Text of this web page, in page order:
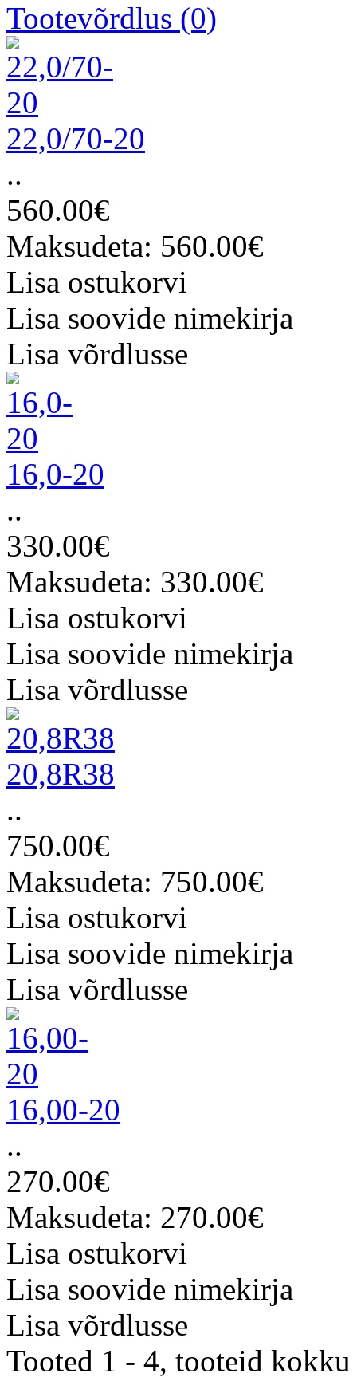
Tootevõrdlus (0)
22,0/70-20
..
560.00€
Maksudeta: 560.00€
Lisa ostukorvi
Lisa soovide nimekirja
Lisa võrdlusse
16,0-20
..
330.00€
Maksudeta: 330.00€
Lisa ostukorvi
Lisa soovide nimekirja
Lisa võrdlusse
20,8R38
..
750.00€
Maksudeta: 750.00€
Lisa ostukorvi
Lisa soovide nimekirja
Lisa võrdlusse
16,00-20
..
270.00€
Maksudeta: 270.00€
Lisa ostukorvi
Lisa soovide nimekirja
Lisa võrdlusse
Tooted 1 - 4, tooteid